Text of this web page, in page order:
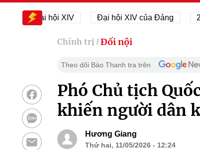
Đại hội XIV Đại hội XIV của Đảng 23/
Chính trị / Đối nội
Theo dõi Báo Thanh tra trên
Phó Chủ tịch
khiến người dân
Hương Giang
Thứ hai, 11/05/2026 - 12:24